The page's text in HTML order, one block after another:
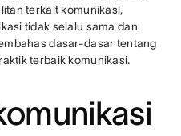
terkait komunikasi,
tidak selalu sama dan
dasar-dasar tentang
terbaik komunikasi.